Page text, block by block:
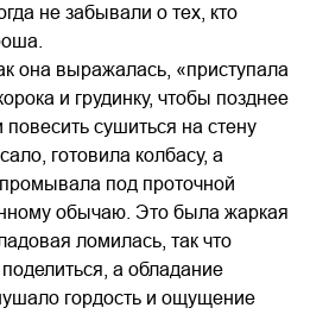
не забывали о тех, кто
она выражалась, «приступала
и грудинку, чтобы позднее
повесить сушиться на стену
готовила колбасу, а
под проточной
обычаю. Это была жаркая
ломилась, так что
а обладание
гордость и ощущение